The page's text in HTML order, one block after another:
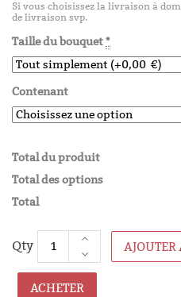
Si vous choisissez la livraison à
de livraison svp.
Taille du bouquet*
Contenant
Total du produit
Total des options
Total
AJOUTER
ACHETER